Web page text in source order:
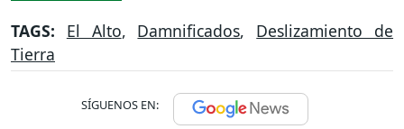
TAGS: El Alto, Damnificados, Deslizamiento de
Tierra
SÍGUENOS EN: